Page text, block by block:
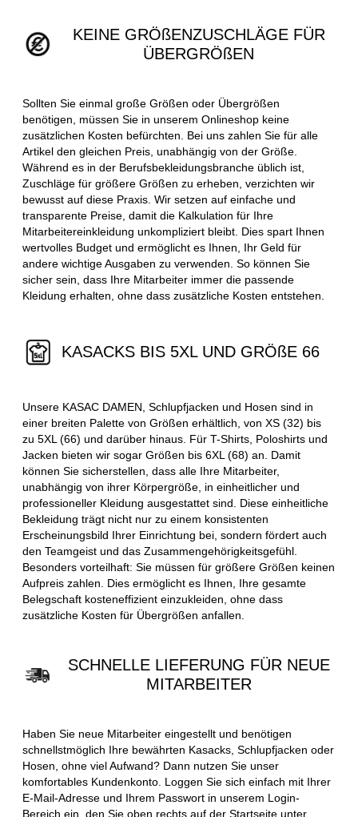
KEINE GRÖßENZUSCHLÄGE FÜR
ÜBERGRÖßEN
Sollten Sie einmal große Größen oder Übergrößen
benötigen, müssen Sie in unserem Onlineshop keine
zusätzlichen Kosten befürchten. Bei uns zahlen Sie für alle
Artikel den gleichen Preis, unabhängig von der Größe.
Während es in der Berufsbekleidungsbranche üblich ist,
Zuschläge für größere Größen zu erheben, verzichten wir
bewusst auf diese Praxis. Wir setzen auf einfache und
transparente Preise, damit die Kalkulation für Ihre
Mitarbeitereinkleidung unkompliziert bleibt. Dies spart Ihnen
wertvolles Budget und ermöglicht es Ihnen, Ihr Geld für
andere wichtige Ausgaben zu verwenden. So können Sie
sicher sein, dass Ihre Mitarbeiter immer die passende
Kleidung erhalten, ohne dass zusätzliche Kosten entstehen.
KASACKS BIS 5XL UND GRÖßE 66
Unsere KASAC DAMEN, Schlupfjacken und Hosen sind in
einer breiten Palette von Größen erhältlich, von XS (32) bis
zu 5XL (66) und darüber hinaus. Für T-Shirts, Poloshirts und
Jacken bieten wir sogar Größen bis 6XL (68) an. Damit
können Sie sicherstellen, dass alle Ihre Mitarbeiter,
unabhängig von ihrer Körpergröße, in einheitlicher und
professioneller Kleidung ausgestattet sind. Diese einheitliche
Bekleidung trägt nicht nur zu einem konsistenten
Erscheinungsbild Ihrer Einrichtung bei, sondern fördert auch
den Teamgeist und das Zusammengehörigkeitsgefühl.
Besonders vorteilhaft: Sie müssen für größere Größen keinen
Aufpreis zahlen. Dies ermöglicht es Ihnen, Ihre gesamte
Belegschaft kosteneffizient einzukleiden, ohne dass
zusätzliche Kosten für Übergrößen anfallen.
SCHNELLE LIEFERUNG FÜR NEUE
MITARBEITER
Haben Sie neue Mitarbeiter eingestellt und benötigen
schnellstmöglich Ihre bewährten Kasacks, Schlupfjacken oder
Hosen, ohne viel Aufwand? Dann nutzen Sie unser
komfortables Kundenkonto. Loggen Sie sich einfach mit Ihrer
E-Mail-Adresse und Ihrem Passwort in unserem Login-
Bereich ein, den Sie oben rechts auf der Startseite unter